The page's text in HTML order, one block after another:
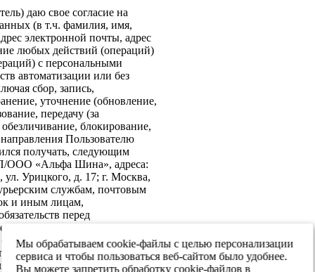
даю свое согласие на
(в т.ч. фамилия, имя,
электронной почты, адрес
любых действий (операций)
с персональными
автоматизации или без
сбор, запись,
уточнение (обновление,
передачу (за
блокирование,
Пользователю
получать, следующим
ООО «Альфа Шина», адреса:
Урицкого, д. 17; г. Москва,
службам, почтовым
и иным лицам,
перед
на передачу в
информационной
данных третьим
реализации целей,
Мы обрабатываем cookie-файлы с целью персонализации
сервиса и чтобы пользоваться веб-сайтом было удобнее.
Вы можете запретить обработку cookie-файлов в